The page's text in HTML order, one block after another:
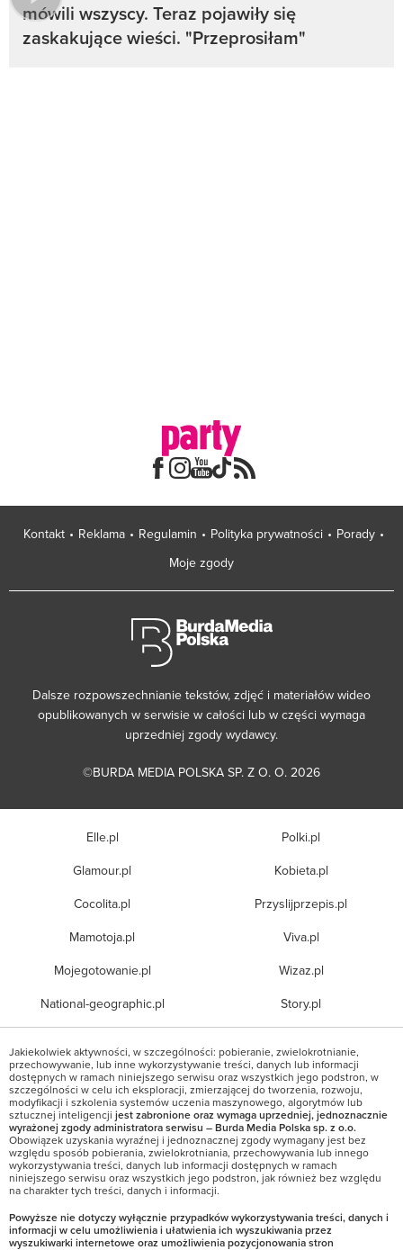
mówili wszyscy. Teraz pojawiły się
zaskakujące wieści. "Przeprosiłam"
Kontakt Reklama Regulamin Polityka prywatności
Porady
Moje zgody
Dalsze rozpowszechnianie tekstów, zdjęć i materiałów wideo
opublikowanych w serwisie w całości lub w części wymaga
uprzedniej zgody wydawcy.
©BURDA MEDIA POLSKA SP. Z O. O. 2026
Elle.pl
Glamour.pl
Cocolita.pl
Mamotoja.pl
Mojegotowanie.pl
National-geographic.pl
Polki.pl
Kobieta.pl
Przyslijprzepis.pl
Viva.pl
Wizaz.pl
Story.pl
Jakiekolwiek aktywności, w szczególności: pobieranie, zwielokrotnianie,
przechowywanie, lub inne wykorzystywanie treści, danych lub informacji
dostępnych w ramach niniejszego serwisu oraz wszystkich jego podstron, w
szczególności w celu ich eksploracji, zmierzającej do tworzenia, rozwoju,
modyfikacji i szkolenia systemów uczenia maszynowego, algorytmów lub
sztucznej inteligencji jest zabronione oraz wymaga uprzedniej, jednoznacznie
wyrażonej zgody administratora serwisu – Burda Media Polska sp. z o.o.
Obowiązek uzyskania wyraźnej i jednoznacznej zgody wymagany jest bez
względu sposób pobierania, zwielokrotniania, przechowywania lub innego
wykorzystywania treści, danych lub informacji dostępnych w ramach
niniejszego serwisu oraz wszystkich jego podstron, jak również bez względu
na charakter tych treści, danych i informacji.
Powyższe nie dotyczy wyłącznie przypadków wykorzystywania treści, danych i
informacji w celu umożliwienia i ułatwienia ich wyszukiwania przez
wyszukiwarki internetowe oraz umożliwienia pozycjonowania stron